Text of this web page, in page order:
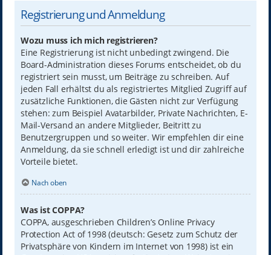
Registrierung und Anmeldung
Wozu muss ich mich registrieren?
Eine Registrierung ist nicht unbedingt zwingend. Die
Board-Administration dieses Forums entscheidet, ob du
registriert sein musst, um Beiträge zu schreiben. Auf
jeden Fall erhältst du als registriertes Mitglied Zugriff auf
zusätzliche Funktionen, die Gästen nicht zur Verfügung
stehen: zum Beispiel Avatarbilder, Private Nachrichten, E-
Mail-Versand an andere Mitglieder, Beitritt zu
Benutzergruppen und so weiter. Wir empfehlen dir eine
Anmeldung, da sie schnell erledigt ist und dir zahlreiche
Vorteile bietet.
Nach oben
Was ist COPPA?
COPPA, ausgeschrieben Children’s Online Privacy
Protection Act of 1998 (deutsch: Gesetz zum Schutz der
Privatsphäre von Kindern im Internet von 1998) ist ein